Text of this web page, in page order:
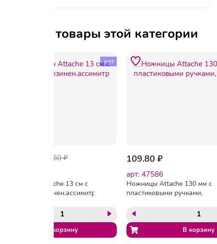
Другие товары этой категории
хит
109.60 ₽
Ножницы Attache 13 см с
пласт.прорезинен.ассимитр
109.80 ₽
арт: 47586
Ножницы Attache 130 мм с
пластиковыми ручками,